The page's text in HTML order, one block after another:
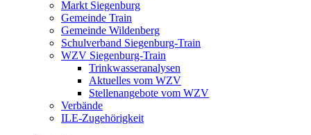
Markt Siegenburg
Gemeinde Train
Gemeinde Wildenberg
Schulverband Siegenburg-Train
WZV Siegenburg-Train
Trinkwasseranalysen
Aktuelles vom WZV
Stellenangebote vom WZV
Verbände
ILE-Zugehörigkeit